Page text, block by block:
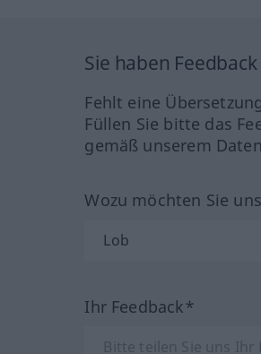
Sie haben
Fehlt eine
Füllen Sie bitte das
gemäß unserem
Wozu möchten Sie
Ihr Feedback*